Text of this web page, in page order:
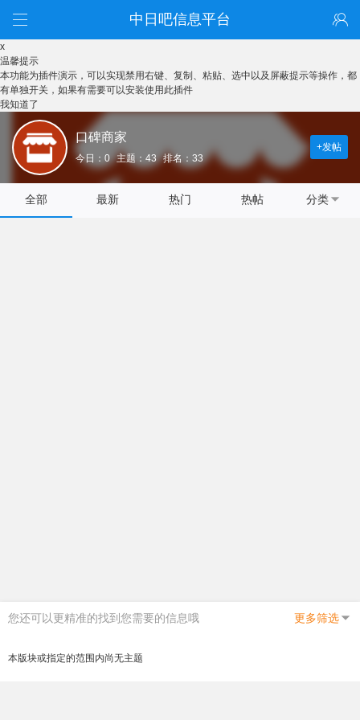
中日吧信息平台
x
温馨提示
本功能为插件演示，可以实现禁用右键、复制、粘贴、选中以及屏蔽提示等操作，都
有单独开关，如果有需要可以安装使用此插件
我知道了
口碑商家
今日：0 主题：43 排名：33
+发帖
全部 最新 热门 热帖 分类
您还可以更精准的找到您需要的信息哦 更多筛选
本版块或指定的范围内尚无主题